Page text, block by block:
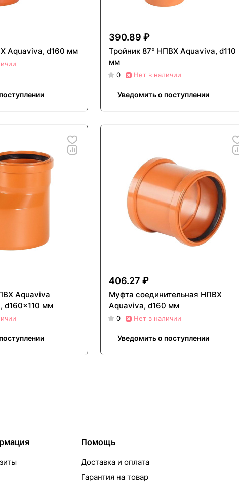
Aquaviva, d160 мм
390.89 ₽
Тройник 87° НПВХ Aquaviva, d110
мм
0 Нет в наличии
Уведомить о поступлении
Aquaviva
d160x110 мм
406.27 ₽
Муфта соединительная НПВХ
Aquaviva, d160 мм
0 Нет в наличии
Уведомить о поступлении
Помощь
Доставка и оплата
Гарантия на товар